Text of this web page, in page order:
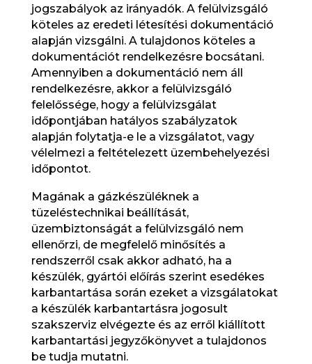
jogszabályok az irányadók. A felülvizsgáló
köteles az eredeti létesítési dokumentáció
alapján vizsgálni. A tulajdonos köteles a
dokumentációt rendelkezésre bocsátani.
Amennyiben a dokumentáció nem áll
rendelkezésre, akkor a felülvizsgáló
felelőssége, hogy a felülvizsgálat
időpontjában hatályos szabályzatok
alapján folytatja-e le a vizsgálatot, vagy
vélelmezi a feltételezett üzembehelyezési
időpontot.
Magának a gázkészüléknek a
tüzeléstechnikai beállítását,
üzembiztonságát a felülvizsgáló nem
ellenőrzi, de megfelelő minősítés a
rendszerről csak akkor adható, ha a
készülék, gyártói előírás szerint esedékes
karbantartása során ezeket a vizsgálatokat
a készülék karbantartásra jogosult
szakszerviz elvégezte és az erről kiállított
karbantartási jegyzőkönyvet a tulajdonos
be tudja mutatni.